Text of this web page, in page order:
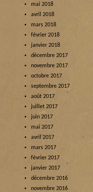
mai 2018
avril 2018
mars 2018
février 2018
janvier 2018
décembre 2017
novembre 2017
octobre 2017
septembre 2017
août 2017
juillet 2017
juin 2017
mai 2017
avril 2017
mars 2017
février 2017
janvier 2017
décembre 2016
novembre 2016